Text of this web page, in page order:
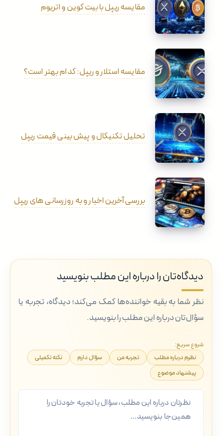
مقایسه ریپل با بیت کوین و اتریوم
مقایسه استلار و ریپل: کدام بهتر است؟
تحلیل تکنیکال و پیش بینی قیمت ریپل
بررسی آخرین اخبار و به روزرسانی های ریپل
دیدگاه‌تان را درباره این مطلب بنویسید
نظر شما به بقیه خواننده‌ها کمک می‌کند؛ دیدگاه، تجربه یا
سؤال‌تان درباره این مطلب را بنویسید.
شروع سریع:
نظرم درباره مطلب
تجربه من سؤال دارم
نکته تکمیلی
پیشنهاد موضوع